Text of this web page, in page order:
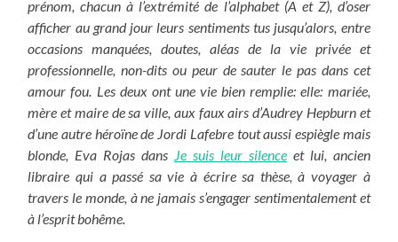
prénom, chacun à l’extrémité de l’alphabet (A et Z), d’oser
afficher au grand jour leurs sentiments tus jusqu’alors, entre
occasions manquées, doutes, aléas de la vie privée et
professionnelle, non-dits ou peur de sauter le pas dans cet
amour fou. Les deux ont une vie bien remplie: elle: mariée,
mère et maire de sa ville, aux faux airs d’Audrey Hepburn et
d’une autre héroïne de Jordi Lafebre tout aussi espiègle mais
blonde Eva Rojas dans Je suis leur silenceet lui, ancien
libraire qui a passé sa vie à écrire sa thèse, à voyager à
travers le monde, à ne jamais s’engager sentimentalement et
à l’esprit bohême.